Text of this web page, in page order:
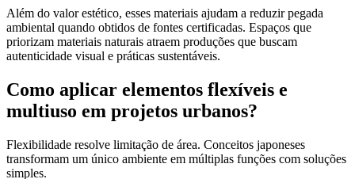
Além do valor estético, esses materiais ajudam a reduzir pegada
ambiental quando obtidos de fontes certificadas. Espaços que
priorizam materiais naturais atraem produções que buscam
autenticidade visual e práticas sustentáveis.
Como aplicar elementos flexíveis e
multiuso em projetos urbanos?
Flexibilidade resolve limitação de área. Conceitos japoneses
transformam um único ambiente em múltiplas funções com soluções
simples.